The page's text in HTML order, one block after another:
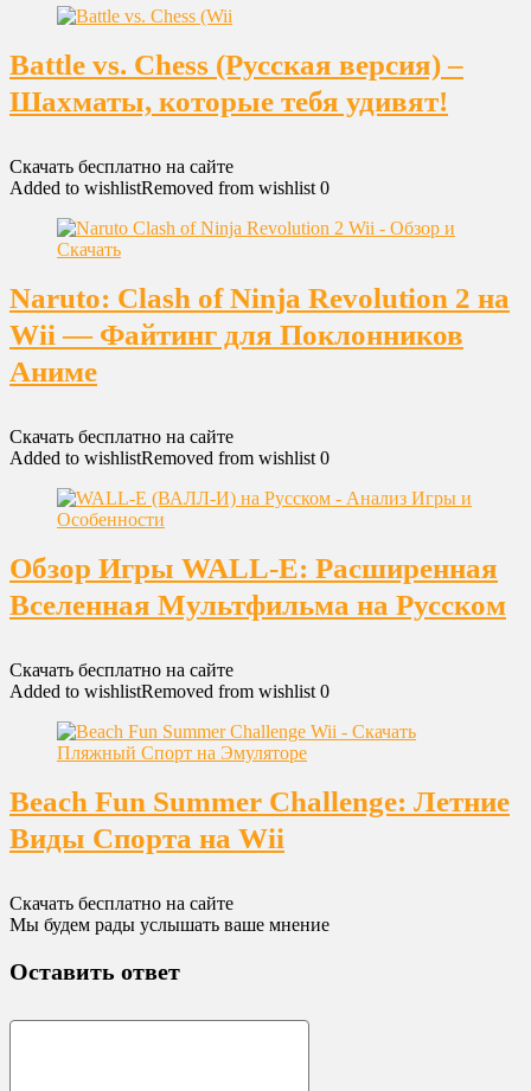
Battle vs. Chess (Русская версия) –
Шахматы, которые тебя удивят!
Скачать бесплатно на сайте
Added to wishlistRemoved from wishlist 0
Naruto: Clash of Ninja Revolution 2 на
Wii — Файтинг для Поклонников
Аниме
Скачать бесплатно на сайте
Added to wishlistRemoved from wishlist 0
Обзор Игры WALL-E: Расширенная
Вселенная Мультфильма на Русском
Скачать бесплатно на сайте
Added to wishlistRemoved from wishlist 0
Beach Fun Summer Challenge: Летние
Виды Спорта на Wii
Скачать бесплатно на сайте
Мы будем рады услышать ваше мнение
Оставить ответ